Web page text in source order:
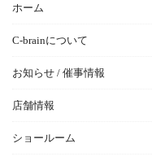
ホーム
C-brainについて
お知らせ / 催事情報
店舗情報
ショールーム